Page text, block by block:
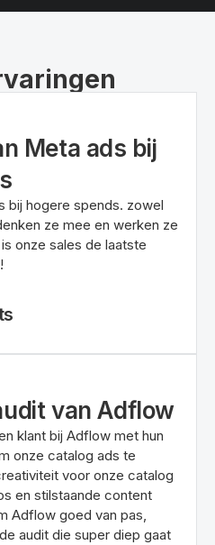
Meta ads bij
bij hogere spends. zowel
ze mee en werken ze
onze sales de laatste
van Adflow
klant bij Adflow met hun
onze catalog ads te
voor onze catalog
en stilstaande content
Adflow goed van pas,
audit die super diep gaat